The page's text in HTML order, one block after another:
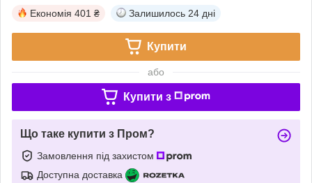
Економія 401 ₴ Залишилось 24 дні
Купити
або
Купити з
Що таке купити з Пром?
Замовлення під захистом
Доступна доставка